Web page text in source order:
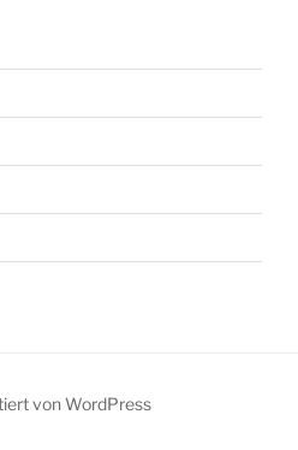
von WordPress